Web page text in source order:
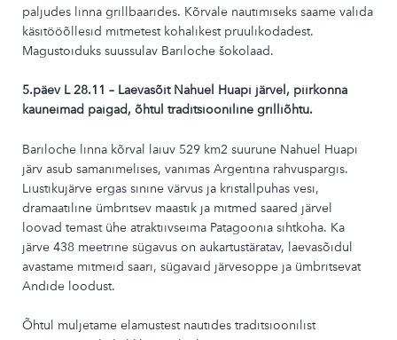
paljudes linna grillbaarides. Kõrvale nautimiseks saame valida
käsitööõllesid mitmetest kohalikest pruulikodadest.
Magustoiduks suussulav Bariloche šokolaad.
5.päev L 28.11 – Laevasõit Nahuel Huapi järvel, piirkonna
kauneimad paigad, õhtul traditsiooniline grilliõhtu.
Bariloche linna kõrval laiuv 529 km2 suurune Nahuel Huapi
järv asub samanimelises, vanimas Argentina rahvuspargis.
Liustikujärve ergas sinine värvus ja kristallpuhas vesi,
dramaatiline ümbritsev maastik ja mitmed saared järvel
loovad temast ühe atraktiivseima Patagoonia sihtkoha. Ka
järve 438 meetrine sügavus on aukartustäratav, laevasõidul
avastame mitmeid saari, sügavaid järvesoppe ja ümbritsevat
Andide loodust.
Õhtul muljetame elamustest nautides traditsioonilist